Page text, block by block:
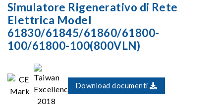
Simulatore Rigenerativo di Rete
Elettrica Model
61830/61845/61860/61800-
100/61800-100(800VLN)
Download documenti